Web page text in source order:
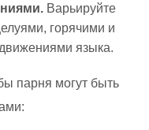
Варьируйте
горячими и
языка.
парня могут быть